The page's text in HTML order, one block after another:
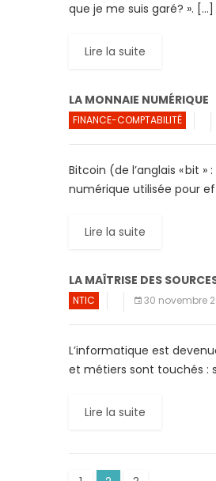
que je me suis garé? ». […]
Lire la suite
LA MONNAIE NUMÉRIQUE
FINANCE-COMPTABILITÉ
Bitcoin (de l’anglais « bit
numérique utilisée pour
Lire la suite
LA MAÎTRISE DES
NTIC 30 novembre
L’informatique est
et métiers sont touchés :
Lire la suite